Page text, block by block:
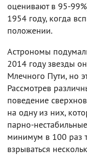
оценивают в 95-
1954 году, когда
положении.
Астрономы
2014 году звезды
Млечного Пути, но
Рассмотрев
поведение
на одну из них,
парно-
минимум в 100 раз
взрываться